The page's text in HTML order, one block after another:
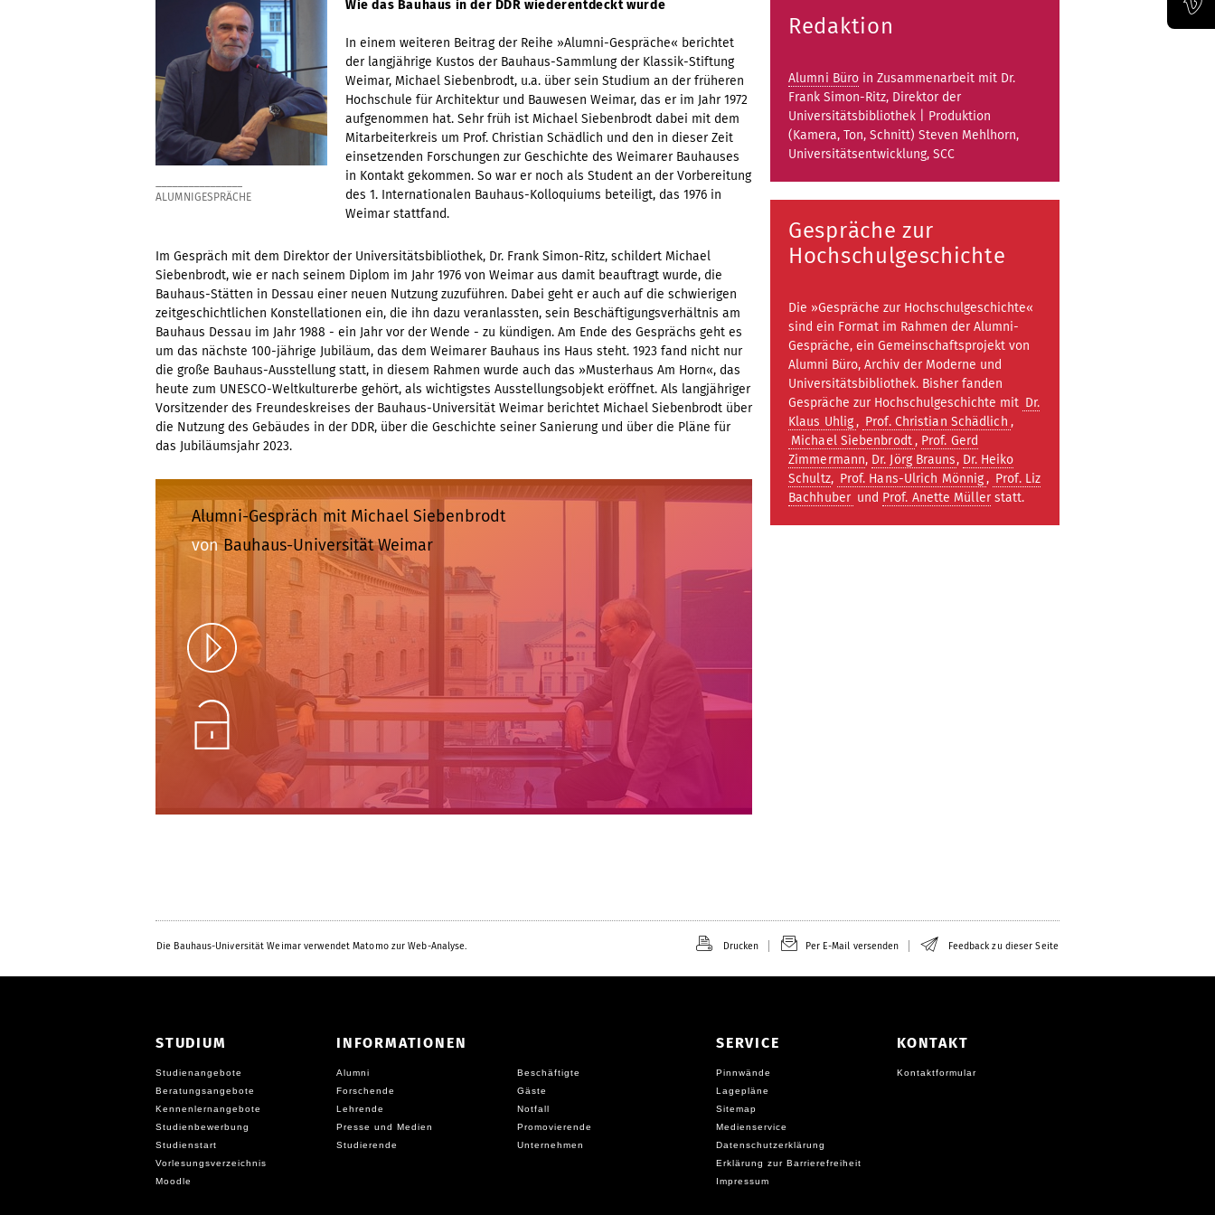
ALUMNIGESPRÄCHE
Wie das Bauhaus in der DDR wiederentdeckt wurde
In einem weiteren Beitrag der Reihe »Alumni-Gespräche« berichtet
der langjährige Kustos der Bauhaus-Sammlung der Klassik-Stiftung
Weimar, Michael Siebenbrodt, u.a. über sein Studium an der früheren
Hochschule für Architektur und Bauwesen Weimar, das er im Jahr 1972
aufgenommen hat. Sehr früh ist Michael Siebenbrodt dabei mit dem
Mitarbeiterkreis um Prof. Christian Schädlich und den in dieser Zeit
einsetzenden Forschungen zur Geschichte des Weimarer Bauhauses
in Kontakt gekommen. So war er noch als Student an der Vorbereitung
des 1. Internationalen Bauhaus-Kolloquiums beteiligt, das 1976 in
Weimar stattfand.
Im Gespräch mit dem Direktor der Universitätsbibliothek, Dr. Frank Simon-Ritz, schildert Michael
Siebenbrodt, wie er nach seinem Diplom im Jahr 1976 von Weimar aus damit beauftragt wurde, die
Bauhaus-Stätten in Dessau einer neuen Nutzung zuzuführen. Dabei geht er auch auf die schwierigen
zeitgeschichtlichen Konstellationen ein, die ihn dazu veranlassten, sein Beschäftigungsverhältnis am
Bauhaus Dessau im Jahr 1988 - ein Jahr vor der Wende - zu kündigen. Am Ende des Gesprächs geht es
um das nächste 100-jährige Jubiläum, das dem Weimarer Bauhaus ins Haus steht. 1923 fand nicht nur
die große Bauhaus-Ausstellung statt, in diesem Rahmen wurde auch das »Musterhaus Am Horn«, das
heute zum UNESCO-Weltkulturerbe gehört, als wichtigstes Ausstellungsobjekt eröffnet. Als langjähriger
Vorsitzender des Freundeskreises der Bauhaus-Universität Weimar berichtet Michael Siebenbrodt über
die Nutzung des Gebäudes in der DDR, über die Geschichte seiner Sanierung und über die Pläne für
das Jubiläumsjahr 2023.
Alumni-Gespräch mit Michael Siebenbrodt
vonBauhaus-Universität Weimar
Play
Unlock
Redaktion
Alumni Büro in Zusammenarbeit mit Dr.
Frank Simon-Ritz, Direktor der
Universitätsbibliothek | Produktion
(Kamera, Ton, Schnitt) Steven Mehlhorn,
Universitätsentwicklung, SCC
Gespräche zur
Hochschulgeschichte
Die »Gespräche zur Hochschulgeschichte«
sind ein Format im Rahmen der Alumni-
Gespräche, ein Gemeinschaftsprojekt von
Alumni Büro, Archiv der Moderne und
Universitätsbibliothek. Bisher fanden
Gespräche zur Hochschulgeschichte mit Dr.
Klaus Uhlig, Prof. Christian Schädlich ,
Michael Siebenbrodt, Prof. Gerd
Zimmermann, Dr. Jörg Brauns, Dr. Heiko
Schultz, Prof. Hans-Ulrich Mönnig, Prof. Liz
Bachhuber und Prof. Anette Müllerstatt.
Die Bauhaus-Universität Weimar verwendet Matomo zur Web-Analyse. Drucken Per E-Mail versenden Feedback zu dieser Seite
STUDIUM
Studienangebote
Beratungsangebote
Kennenlernangebote
Studienbewerbung
Studienstart
Vorlesungsverzeichnis
Moodle
INFORMATIONEN
Alumni
Beschäftigte
Forschende
Gäste
Lehrende
Notfall
Presse und Medien
Promovierende
Studierende
Unternehmen
SERVICE
Pinnwände
Lagepläne
Sitemap
Medienservice
Datenschutzerklärung
Erklärung zur Barrierefreiheit
Impressum
KONTAKT
Kontaktformular